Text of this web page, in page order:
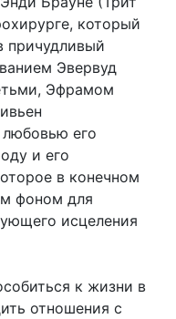
который
причудливый
Эвервуд
Эфрамом
любовью его
и его
в конечном
фоном для
исцеления
к жизни в
отношения с